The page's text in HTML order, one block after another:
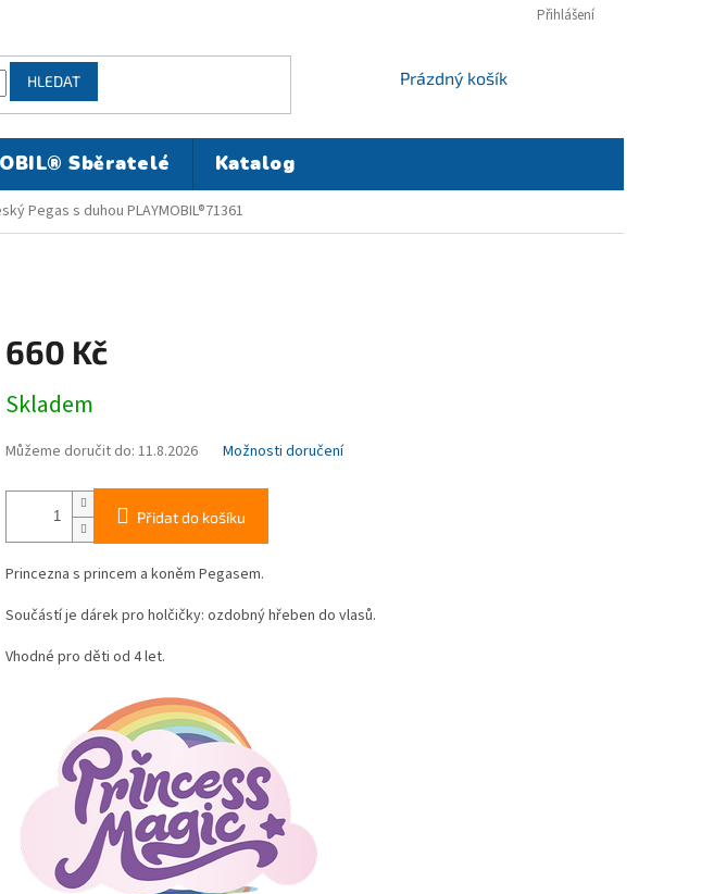
Přihlášení
HLEDAT
NÁKUPNÍ
Prázdný košík
Sběratelé Katalog
Pegas s duhou PLAYMOBIL®71361
660 Kč
cena:
Skladem
Můžeme doručit do: 11.8.2026 Možnosti doručení
Přidat do košíku
Princezna s princem a koněm Pegasem.
Součástí je dárek pro holčičky: ozdobný hřeben do vlasů.
Vhodné pro děti od 4 let.